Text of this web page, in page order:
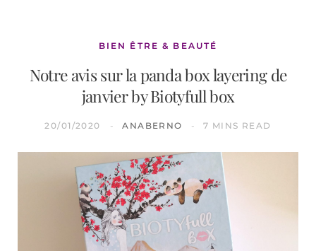
BIEN ÊTRE & BEAUTÉ
Notre avis sur la panda box layering de
janvier by Biotyfull box
20/01/2020 ANABERNO 7 MINS READ